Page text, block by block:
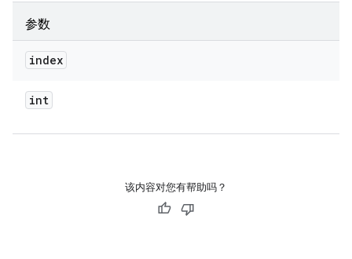
参数
index
int
该内容对您有帮助吗？